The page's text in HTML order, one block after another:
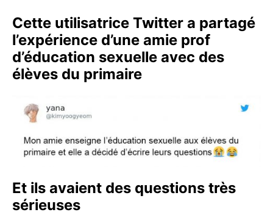
Cette utilisatrice Twitter a partagé
l’expérience d’une amie prof
d’éducation sexuelle avec des
élèves du primaire
Et ils avaient des questions très
sérieuses